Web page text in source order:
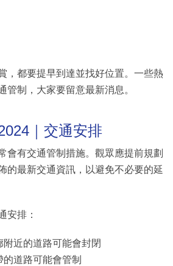
，都要提早到達並找好位置。一些熱
管制，大家要留意最新消息。
｜交通安排
會有交通管制措施。觀眾應提前規劃
的最新交通資訊，以避免不必要的延
安排：
附近的道路可能會封閉
道路可能會管制